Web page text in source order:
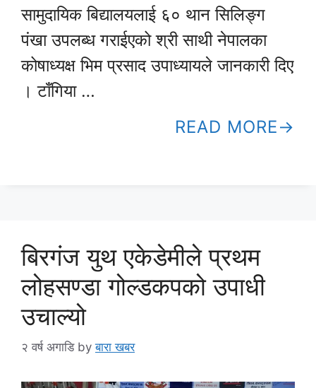
सामुदायिक बिद्यालयलाई ६० थान सिलिङ्ग
पंखा उपलब्ध गराईएको श्री साथी नेपालका
कोषाध्यक्ष भिम प्रसाद उपाध्यायले जानकारी दिए
। टाँगिया …
READ MORE
बिरगंज युथ एकेडेमीले प्रथम
लोहसण्डा गोल्डकपको उपाधी
उचाल्यो
२ वर्ष अगाडि byबारा खबर